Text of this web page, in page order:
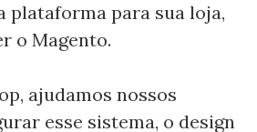
plataforma para sua loja,
o Magento.
ajudamos nossos
esse sistema, o design